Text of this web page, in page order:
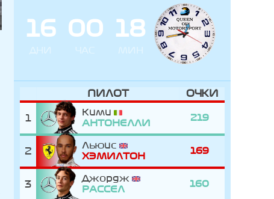
16
ДНИ
00
ЧАС
18
МИН
ПИЛОТ ОЧКИ
1
Кими
АНТОНЕЛЛИ
219
2
Льюис
ХЭМИЛТОН
169
3
Джордж
РАССЕЛ
160